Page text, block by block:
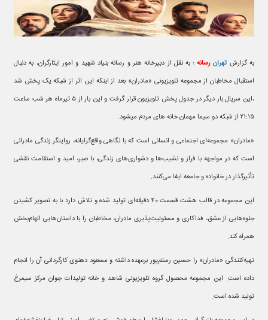
به گزارش تهران رسانه ؛ به نقل از دبیرخانه هنر و رسانه بنیاد شهید و امور ایثارگران، به دنبال
استقبال مخاطبان از مجموعه تلویزیونی «مادران» بعد از اینکه این اثر از شبکه یک پخش شد
،این سریال بار دیگر در جدول پخش تلویزیون قرار گرفت و این بار از ۵ تیرماه هر شب ساعت
۲۱:۱۵ از شبکه دو سیما مهمان خانه های مردم میشود.
«مادران» مجموعه‌ای اجتماعی و انسانی است که با نگاهی واقع‌گرایانه، روایتگر زندگی مادرانی
است که در مواجهه با فراز و نشیب‌ها و دشواری‌های زندگی، با صبر، امید و استقامت نقشی
تأثیرگذار در خانواده و جامعه ایفا می‌کنند.
این مجموعه در قالب هشت قسمت ۴۰ دقیقه‌ای تولید شده و تلاش دارد با به تصویر کشیدن
جلوه‌هایی از عشق، فداکاری و مسئولیت‌پذیری مادران، مخاطبان را با داستان‌هایی الهام‌بخش
همراه کند.
تهیه‌کنندگی «مادران» را حسین رستم‌پور برعهده داشته و مسعود دهنوی کارگردانی آن را انجام
داده است. این مجموعه محصول گروه تلویزیونی شاهد و خانه تولیدات جوان مرکز سیمرغ
تولید شده است.